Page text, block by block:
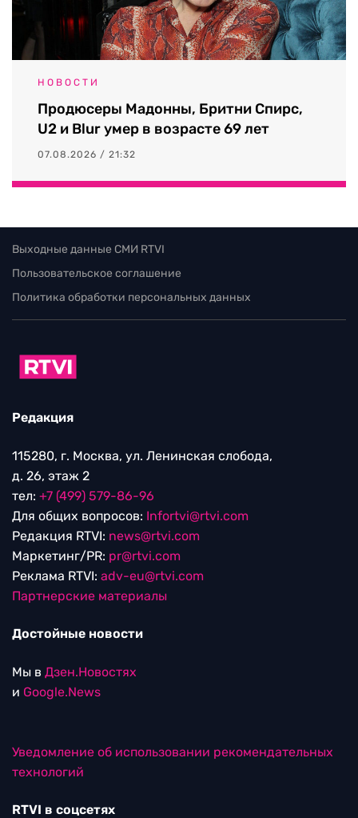
НОВОСТИ
Продюсеры Мадонны, Бритни Спирс,
U2 и Blur умер в возрасте 69 лет
07.08.2026 / 21:32
Выходные данные СМИ RTVI
Пользовательское соглашение
Политика обработки персональных данных
Редакция
115280, г. Москва, ул. Ленинская слобода,
д. 26, этаж 2
тел: +7 (499) 579-86-96
Для общих вопросов: Infortvi@rtvi.com
Редакция RTVI: news@rtvi.com
Маркетинг/PR: pr@rtvi.com
Реклама RTVI: adv-eu@rtvi.com
Партнерские материалы
Достойные новости
Мы в Дзен.Новостях
и Google.News
Уведомление об использовании рекомендательных
технологий
RTVI в соцсетях